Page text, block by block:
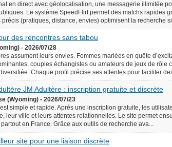
en direct avec géolocalisation, une messagerie illimitée
Le système SpeedFlirt permet des matchs rapides
(pratiques, distance, envies) optimisent la recherche
des rencontres sans tabou
- 2026/07/28
assument leurs envies. Femmes mariées en quête
couples échangistes ou amateurs de jeux de rôle
Chaque profil précise ses attentes pour faciliter
JM Adultère : inscription gratuite et discrète
(Wyoming) - 2026/07/23
simple et rapide. Après une inscription gratuite, les
leur ville et leurs attentes relationnelles. Le site permet
en France. Grâce aux outils de recherche ava...
site pour une liaison discrète